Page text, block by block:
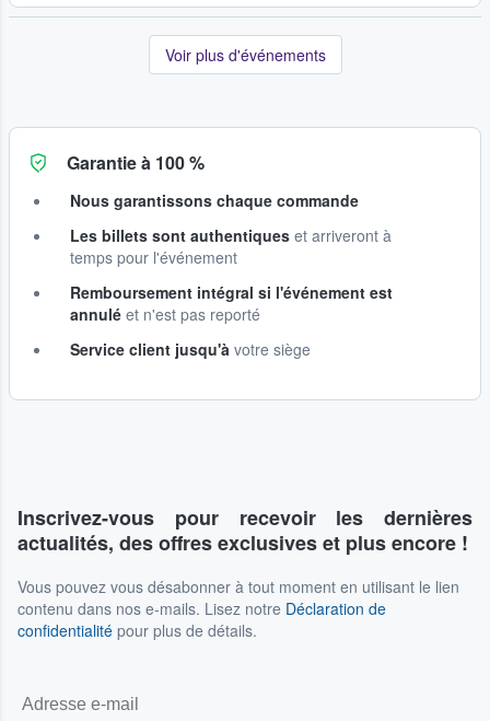
Voir plus d'événements
Garantie à 100 %
Nous garantissons chaque commande
Les billets sont authentiques et arriveront à
temps pour l'événement
Remboursement intégral si l'événement est
annulé et n'est pas reporté
Service client jusqu'à votre siège
Inscrivez-vous pour recevoir les dernières
actualités, des offres exclusives et plus encore !
Vous pouvez vous désabonner à tout moment en utilisant le lien
contenu dans nos e-mails. Lisez notre Déclaration de
confidentialité pour plus de détails.